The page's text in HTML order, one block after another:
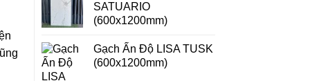
SATUARIO
(600x1200mm)
Gạch Ấn Độ LISA TUSK
(600x1200mm)